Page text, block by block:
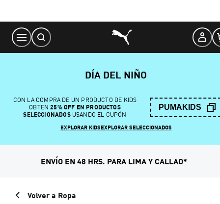
Content
DÍA DEL NIÑO
CON LA COMPRA DE UN PRODUCTO DE KIDS
OBTEN 25% OFF EN PRODUCTOS
SELECCIONADOSUSANDO EL CUPÓN
PUMAKIDS
EXPLORAR KIDSEXPLORAR SELECCIONADOS
ENVÍO EN 48 HRS. PARA LIMA Y CALLAO*
Volver a Ropa